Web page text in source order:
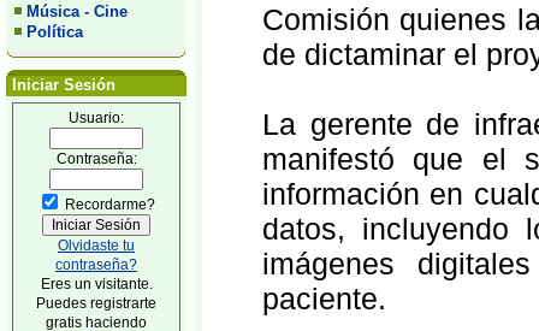
Música - Cine
Política
Iniciar Sesión
Usuario:
Contraseña:
Recordarme?
Olvidaste tu
contraseña?
Eres un visitante.
Puedes registrarte
gratis haciendo
Comisión quienes
de dictaminar el
La gerente de
manifestó que el
información en
datos, incluyendo
imágenes
paciente.